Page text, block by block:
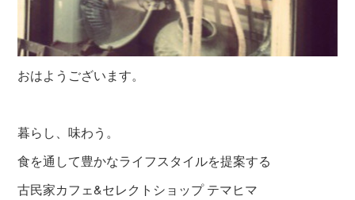
おはようございます。
暮らし、味わう。
食を通して豊かなライフスタイルを提案する
古民家カフェ&セレクトショップ テマヒマ